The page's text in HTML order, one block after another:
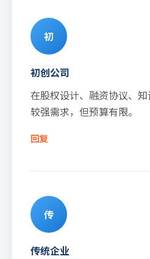
初
初创公司
在股权设计、融资协议、
较强需求，但预算有限。
回复
传
传统企业